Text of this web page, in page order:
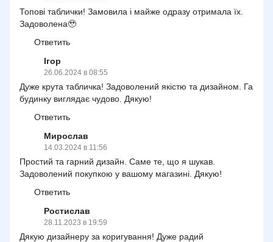
Топові таблички! Замовила і майже одразу отримала їх.
Задоволена🥹
Ответить
Ігор
26.06.2024 в 08:55
Дуже крута табличка! Задоволений якістю та дизайном. Га
будинку виглядає чудово. Дякую!
Ответить
Мирослав
14.03.2024 в 11:56
Простий та гарний дизайн. Саме те, що я шукав.
Задоволений покупкою у вашому магазині. Дякую!
Ответить
Ростислав
28.11.2023 в 19:59
Дякую дизайнеру за коригування! Дуже радий